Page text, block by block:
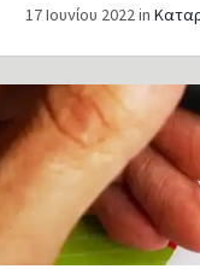
17 Ιουνίου 2022in